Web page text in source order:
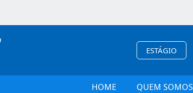
ESTÁGIO
HOME QUEM SOMOS